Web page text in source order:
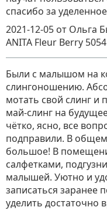
спасибо за
2021-12-05 от Ольга
ANITA Fleur Berry
Были с малышом на
слингоношению.
мотать свой слинг и
май-слинг на
чётко, ясно, все
подправили. В
большое! В
салфетками,
малышей. Уютно и
записаться заранее
уделить достаточно